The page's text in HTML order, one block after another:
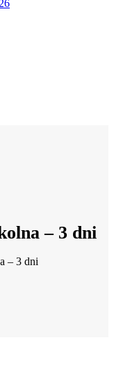
– 3 dni
– 3 dni